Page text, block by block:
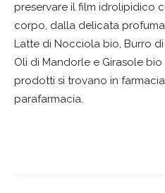
preservare il film idrolipidico
corpo, dalla delicata
Latte di Nocciola bio, Burro
Oli di Mandorle e Girasole
prodotti si trovano in
parafarmacia.